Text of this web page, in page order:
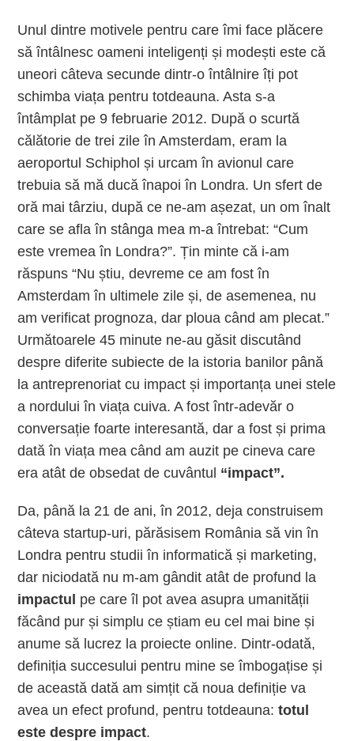
Unul dintre motivele pentru care îmi face plăcere
să întâlnesc oameni inteligenți și modești este că
uneori câteva secunde dintr-o întâlnire îți pot
schimba viața pentru totdeauna. Asta s-a
întâmplat pe 9 februarie 2012. După o scurtă
călătorie de trei zile în Amsterdam, eram la
aeroportul Schiphol și urcam în avionul care
trebuia să mă ducă înapoi în Londra. Un sfert de
oră mai târziu, după ce ne-am așezat, un om înalt
care se afla în stânga mea m-a întrebat: “Cum
este vremea în Londra?”. Țin minte că i-am
răspuns “Nu știu, devreme ce am fost în
Amsterdam în ultimele zile și, de asemenea, nu
am verificat prognoza, dar ploua când am plecat.”
Următoarele 45 minute ne-au găsit discutând
despre diferite subiecte de la istoria banilor până
la antreprenoriat cu impact și importanța unei stele
a nordului în viața cuiva. A fost într-adevăr o
conversație foarte interesantă, dar a fost și prima
dată în viața mea când am auzit pe cineva care
era atât de obsedat de cuvântul “impact”.
Da, până la 21 de ani, în 2012, deja construisem
câteva startup-uri, părăsisem România să vin în
Londra pentru studii în informatică și marketing,
dar niciodată nu m-am gândit atât de profund la
impactul pe care îl pot avea asupra umanității
făcând pur și simplu ce știam eu cel mai bine și
anume să lucrez la proiecte online. Dintr-odată,
definiția succesului pentru mine se îmbogațise și
de această dată am simțit că noua definiție va
avea un efect profund, pentru totdeauna:totul
este despre impact.